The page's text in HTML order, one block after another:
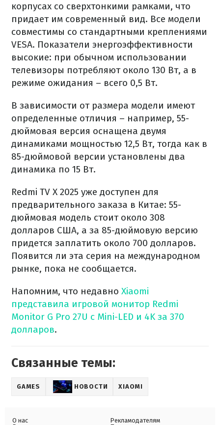
корпусах со сверхтонкими рамками, что
придает им современный вид. Все модели
совместимы со стандартными креплениями
VESA. Показатели энергоэффективности
высокие: при обычном использовании
телевизоры потребляют около 130 Вт, а в
режиме ожидания – всего 0,5 Вт.
В зависимости от размера модели имеют
определенные отличия – например, 55-
дюймовая версия оснащена двумя
динамиками мощностью 12,5 Вт, тогда как в
85-дюймовой версии установлены два
динамика по 15 Вт.
Redmi TV X 2025 уже доступен для
предварительного заказа в Китае: 55-
дюймовая модель стоит около 308
долларов США, а за 85-дюймовую версию
придется заплатить около 700 долларов.
Появится ли эта серия на международном
рынке, пока не сообщается.
Напомним, что недавно Xiaomi
представила игровой монитор Redmi
Monitor G Pro 27U с Mini-LED и 4K за 370
долларов.
Связанные темы:
GAMES НОВОСТИ XIAOMI
О нас
Рекламодателям